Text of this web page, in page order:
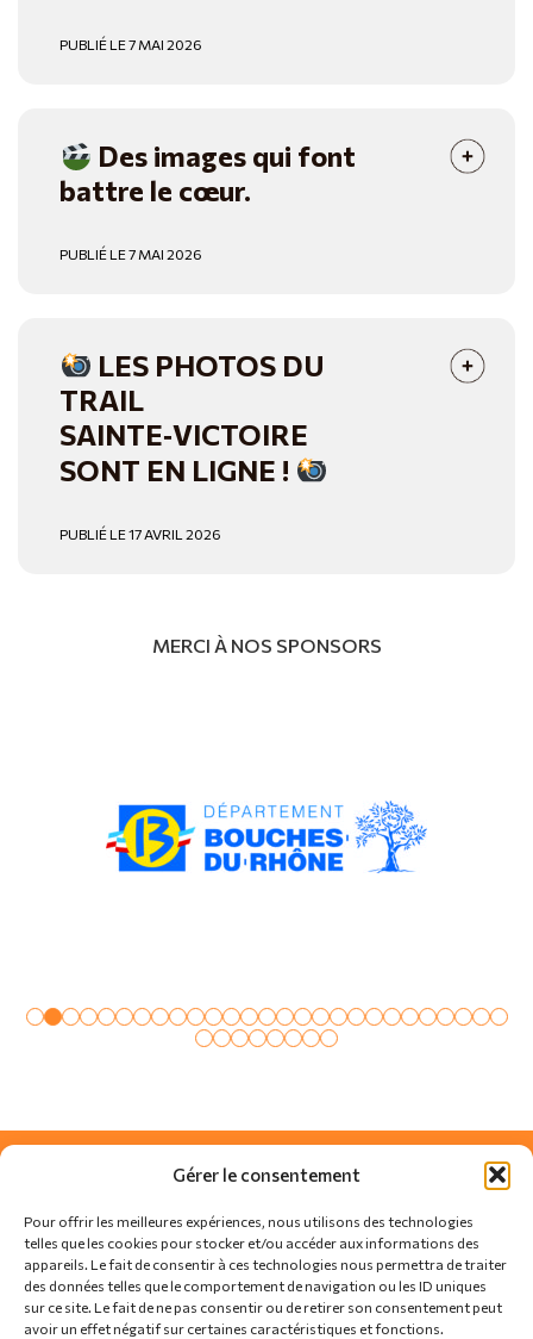
Gérer le consentement
Pour offrir les meilleures expériences, nous utilisons des technologies
telles que les cookies pour stocker et/ou accéder aux informations des
appareils. Le fait de consentir à ces technologies nous permettra de traiter
des données telles que le comportement de navigation ou les ID uniques
sur ce site. Le fait de ne pas consentir ou de retirer son consentement peut
avoir un effet négatif sur certaines caractéristiques et fonctions.
PUBLIÉ LE 7 MAI 2026
Des images qui font
battre le cœur.
PUBLIÉ LE 7 MAI 2026
LES PHOTOS DU
TRAIL
SAINTE‑VICTOIRE
SONT EN LIGNE !
PUBLIÉ LE 17 AVRIL 2026
MERCI À NOS SPONSORS